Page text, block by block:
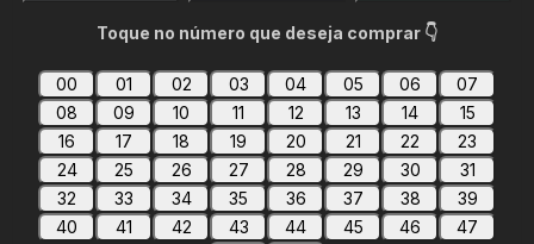
Toque no número que deseja comprar 👇
00 01 02 03 04 05 06
07
08
09 10 11 12 13 14
15
16
17 18 19 20 21 22
23
24
25 26 27 28 29 30
31
32
33 34 35 36 37 38
39
40
41 42 43 44 45 46
47